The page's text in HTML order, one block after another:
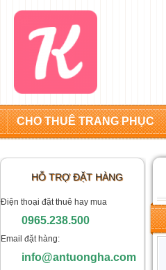
CHO THUÊ TRANG PHỤC
HỖ TRỢ ĐẶT HÀNG
Điện thoại đặt thuê hay mua
0965.238.500
Email đặt hàng:
info@antuongha.com